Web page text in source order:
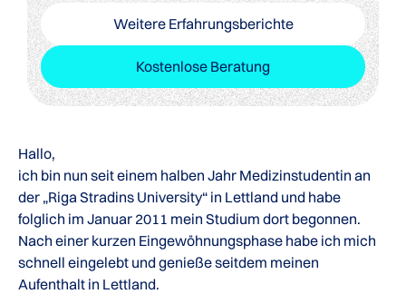
Weitere Erfahrungsberichte
Kostenlose Beratung
Hallo,
ich bin nun seit einem halben Jahr Medizinstudentin an
der „Riga Stradins University“ in Lettland und habe
folglich im Januar 2011 mein Studium dort begonnen.
Nach einer kurzen Eingewöhnungsphase habe ich mich
schnell eingelebt und genieße seitdem meinen
Aufenthalt in Lettland.